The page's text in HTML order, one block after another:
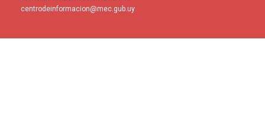
centrodeinformacion@mec.gub.uy